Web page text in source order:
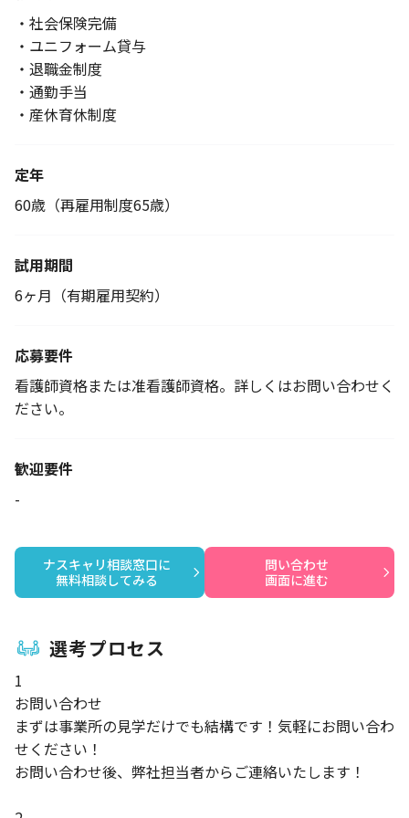
・社会保険完備
・ユニフォーム貸与
・退職金制度
・通勤手当
・産休育休制度
定年
60歳（再雇用制度65歳）
試用期間
6ヶ月（有期雇用契約）
応募要件
看護師資格または准看護師資格。詳しくはお問い合わせく
ださい。
歓迎要件
-
ナスキャリ相談窓口に
無料相談してみる
問い合わせ
画面に進む
選考プロセス
1
お問い合わせ
まずは事業所の見学だけでも結構です！気軽にお問い合わ
せください！
お問い合わせ後、弊社担当者からご連絡いたします！